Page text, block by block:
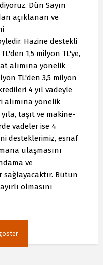
Dün Sayın
açıklanan ve
Hazine destekli
1,5 milyon TL'ye,
alımına yönelik
TL'den 3,5 milyon
4 yıl vadeyle
alımına yönelik
taşıt ve makine-
vadeler ise 4
desteklerimiz, esnaf
ulaşmasını
ve
sağlayacaktır. Bütün
olmasını